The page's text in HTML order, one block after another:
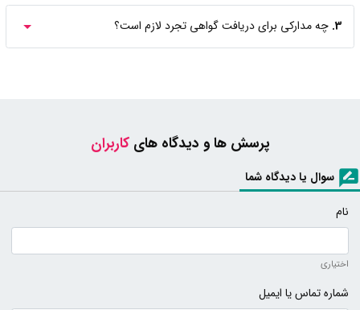
3. چه مدارکی برای دریافت گواهی تجرد لازم است؟
پرسش ها و دیدگاه هایکاربران
سوال یا دیدگاه شما
نام
اختیاری
شماره تماس یا ایمیل